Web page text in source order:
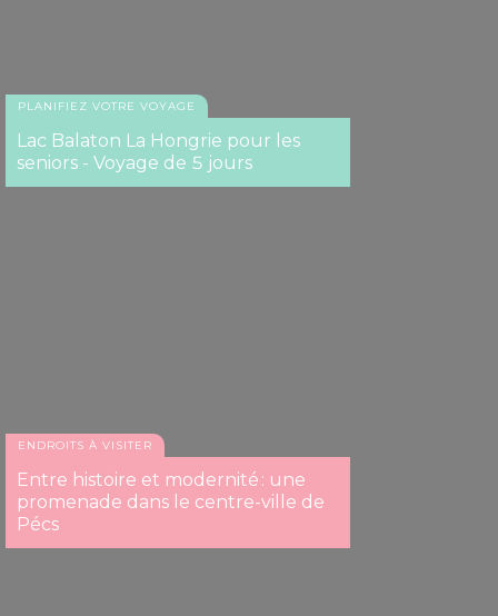
PLANIFIEZ VOTRE VOYAGE
Lac Balaton La Hongrie pour les
seniors - Voyage de 5 jours
ENDROITS À VISITER
Entre histoire et modernité : une
promenade dans le centre-ville de
Pécs